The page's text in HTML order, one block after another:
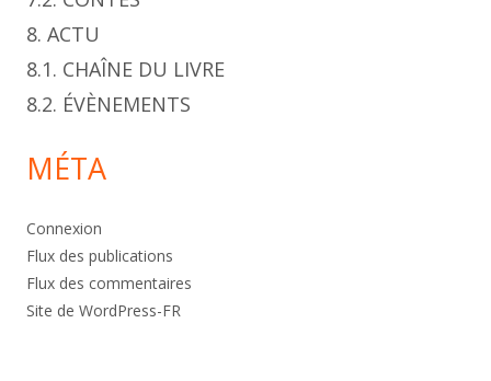
8. ACTU
8.1. CHAÎNE DU LIVRE
8.2. ÉVÈNEMENTS
MÉTA
Connexion
Flux des publications
Flux des commentaires
Site de WordPress-FR